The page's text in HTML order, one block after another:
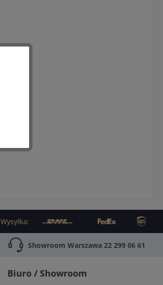
Wysyłka:
Showroom Warszawa 22 299 06 61
Biuro / Showroom